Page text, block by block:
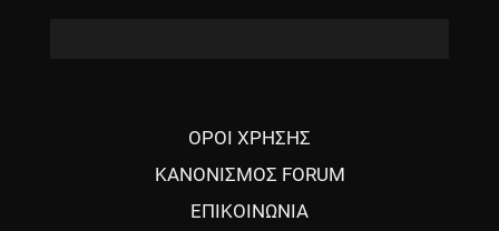
ΟΡΟΙ ΧΡΗΣΗΣ
ΚΑΝΟΝΙΣΜΟΣ FORUM
ΕΠΙΚΟΙΝΩΝΙΑ